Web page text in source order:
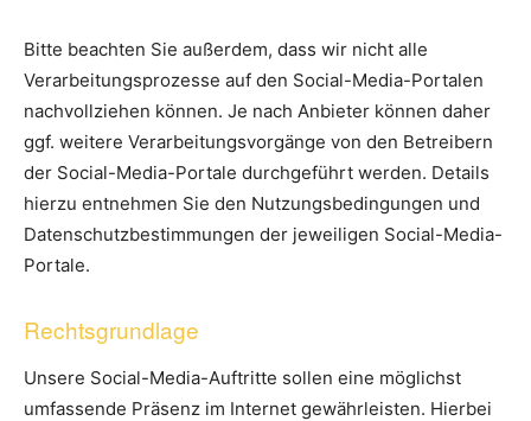
Bitte beachten Sie außerdem, dass wir nicht alle
Verarbeitungsprozesse auf den Social-Media-Portalen
nachvollziehen können. Je nach Anbieter können daher
ggf. weitere Verarbeitungsvorgänge von den Betreibern
der Social-Media-Portale durchgeführt werden. Details
hierzu entnehmen Sie den Nutzungsbedingungen und
Datenschutzbestimmungen der jeweiligen Social-Media-
Portale.
Rechtsgrundlage
Unsere Social-Media-Auftritte sollen eine möglichst
umfassende Präsenz im Internet gewährleisten. Hierbei